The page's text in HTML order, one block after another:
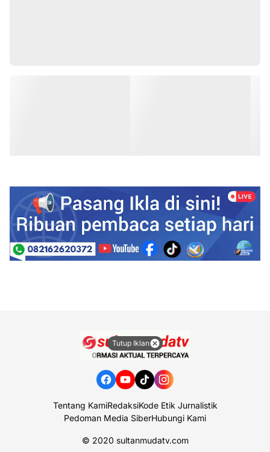
Tutup Iklan
Tentang KamiRedaksiKode Etik Jurnalistik
Pedoman Media SiberHubungi Kami
© 2020 sultanmudatv.com